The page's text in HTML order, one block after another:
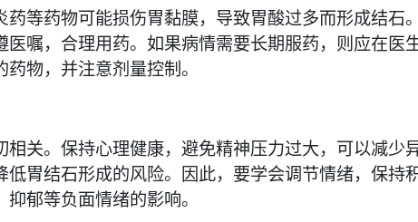
等药物可能损伤胃黏膜，导致胃酸过多而形成结石。
医嘱，合理用药。如果病情需要长期服药，则应在医
物，并注意剂量控制。
相关。保持心理健康，避免精神压力过大，可以减少
低胃结石形成的风险。因此，要学会调节情绪，保持
郁等负面情绪的影响。